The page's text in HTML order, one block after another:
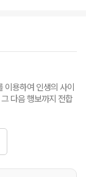
이용하여 인생의 사이
다음 행보까지 전합